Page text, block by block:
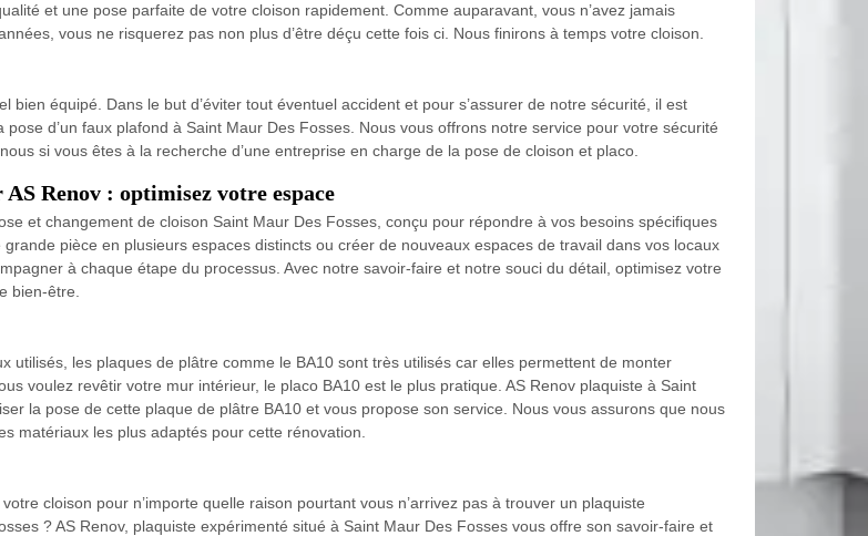
et une pose parfaite de votre cloison rapidement. Comme auparavant, vous n’avez jamais
vous ne risquerez pas non plus d’être déçu cette fois ci. Nous finirons à temps votre cloison.
équipé. Dans le but d’éviter tout éventuel accident et pour s’assurer de notre sécurité, il est
d’un faux plafond à Saint Maur Des Fosses. Nous vous offrons notre service pour votre sécurité
si vous êtes à la recherche d’une entreprise en charge de la pose de cloison et placo.
Renov : optimisez votre espace
et changement de cloison Saint Maur Des Fosses, conçu pour répondre à vos besoins spécifiques
pièce en plusieurs espaces distincts ou créer de nouveaux espaces de travail dans vos locaux
à chaque étape du processus. Avec notre savoir-faire et notre souci du détail, optimisez votre
bien-être.
utilisés, les plaques de plâtre comme le BA10 sont très utilisés car elles permettent de monter
voulez revêtir votre mur intérieur, le placo BA10 est le plus pratique. AS Renov plaquiste à Saint
la pose de cette plaque de plâtre BA10 et vous propose son service. Nous vous assurons que nous
matériaux les plus adaptés pour cette rénovation.
cloison pour n’importe quelle raison pourtant vous n’arrivez pas à trouver un plaquiste
? AS Renov, plaquiste expérimenté situé à Saint Maur Des Fosses vous offre son savoir-faire et